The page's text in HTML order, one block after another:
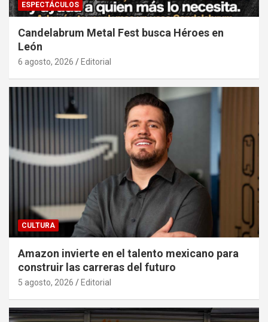
ESPECTÁCULOS
Candelabrum Metal Fest busca Héroes en
León
6 agosto, 2026 Editorial
CULTURA
Amazon invierte en el talento mexicano para
construir las carreras del futuro
5 agosto, 2026 Editorial